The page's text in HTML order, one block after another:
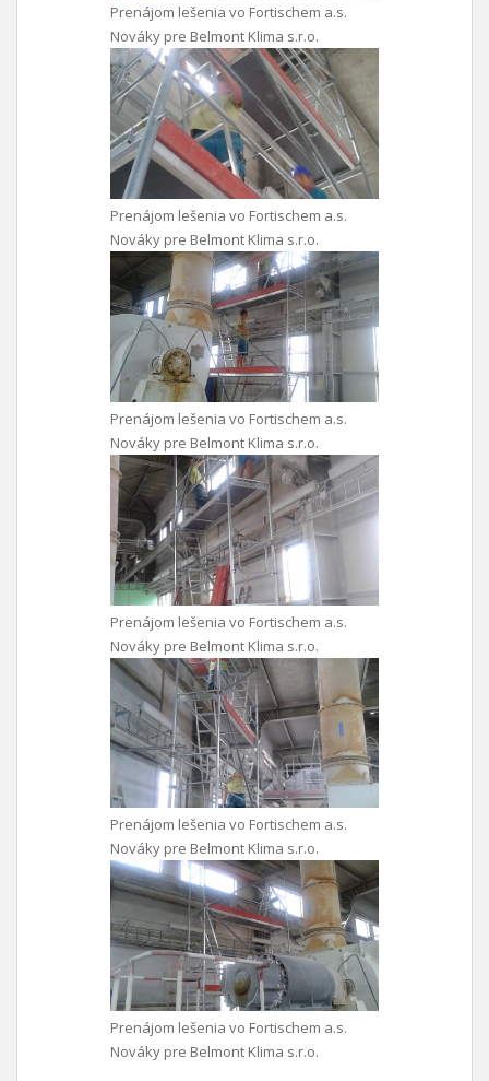
Prenájom lešenia vo Fortischem a.s.
Nováky pre Belmont Klima s.r.o.
Prenájom lešenia vo Fortischem a.s.
Nováky pre Belmont Klima s.r.o.
Prenájom lešenia vo Fortischem a.s.
Nováky pre Belmont Klima s.r.o.
Prenájom lešenia vo Fortischem a.s.
Nováky pre Belmont Klima s.r.o.
Prenájom lešenia vo Fortischem a.s.
Nováky pre Belmont Klima s.r.o.
Prenájom lešenia vo Fortischem a.s.
Nováky pre Belmont Klima s.r.o.